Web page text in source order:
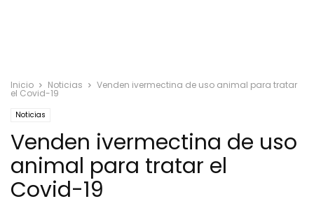
Inicio Noticias Venden ivermectina de uso animal para tratar
el Covid-19
Noticias
Venden ivermectina de uso
animal para tratar el
Covid-19